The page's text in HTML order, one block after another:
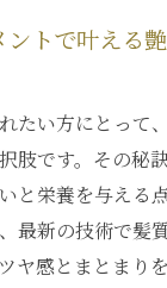
メント施術後の
質改善効果を長持
トメント体験後
りやすさがアップ
髪を維持するホー
ントで叶える
たい方にとって
肢です。その秘
と栄養を与える
最新の技術で髪
ヤ感とまとまり